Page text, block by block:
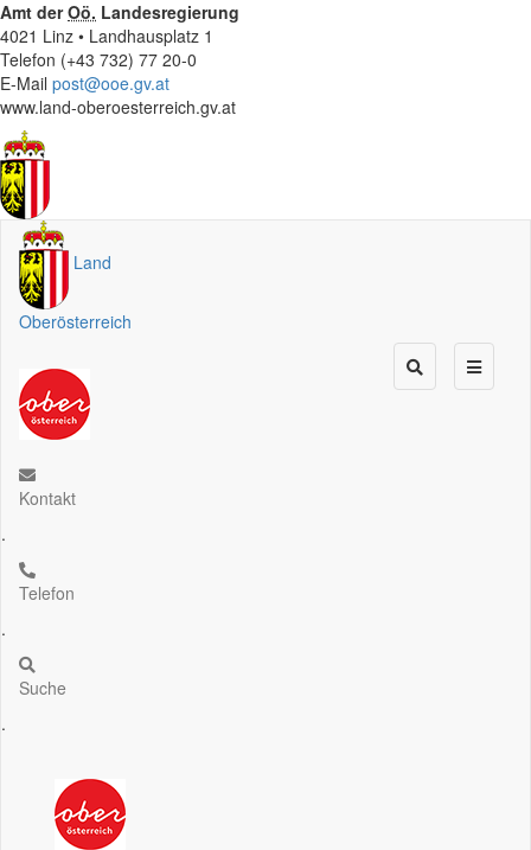
Amt derOö. Landesregierung
4021 Linz • Landhausplatz 1
Telefon (+43 732) 77 20-0
E-Mail post@ooe.gv.at
www.land-oberoesterreich.gv.at
Land
Oberösterreich
Kontakt
.
Telefon
.
Suche
.